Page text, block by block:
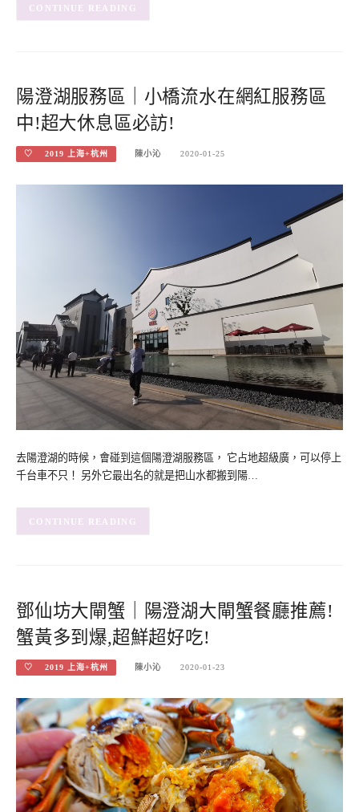
CONTINUE READING
陽澄湖服務區｜小橋流水在網紅服務區
中!超大休息區必訪!
♡ 2019 上海+杭州 陳小沁 2020-01-25
去陽澄湖的時候，會碰到這個陽澄湖服務區， 它占地超級廣，可以停上
千台車不只！ 另外它最出名的就是把山水都搬到陽…
CONTINUE READING
鄧仙坊大閘蟹｜陽澄湖大閘蟹餐廳推薦!
蟹黃多到爆,超鮮超好吃!
♡ 2019 上海+杭州 陳小沁 2020-01-23